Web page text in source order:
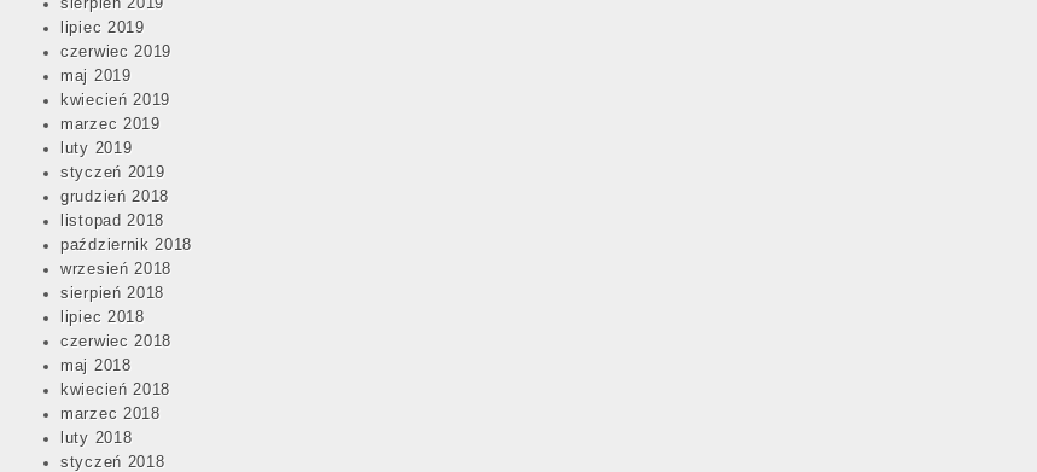
sierpień 2019
lipiec 2019
czerwiec 2019
maj 2019
kwiecień 2019
marzec 2019
luty 2019
styczeń 2019
grudzień 2018
listopad 2018
październik 2018
wrzesień 2018
sierpień 2018
lipiec 2018
czerwiec 2018
maj 2018
kwiecień 2018
marzec 2018
luty 2018
styczeń 2018